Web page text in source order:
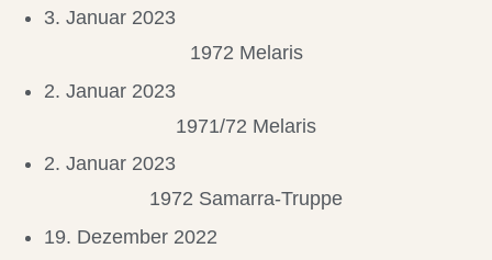
3. Januar 2023
1972 Melaris
2. Januar 2023
1971/72 Melaris
2. Januar 2023
1972 Samarra-Truppe
19. Dezember 2022